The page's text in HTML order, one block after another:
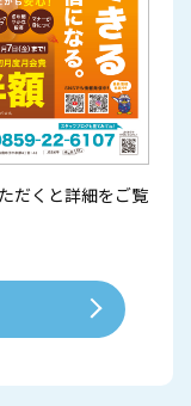
だくと詳細をご覧